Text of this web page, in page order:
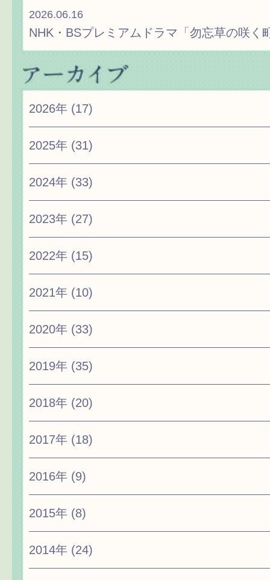
2026.06.16
NHK・BSプレミアムドラマ「勿忘草の咲く
2026年 (17)
2025年 (31)
2024年 (33)
2023年 (27)
2022年 (15)
2021年 (10)
2020年 (33)
2019年 (35)
2018年 (20)
2017年 (18)
2016年 (9)
2015年 (8)
2014年 (24)